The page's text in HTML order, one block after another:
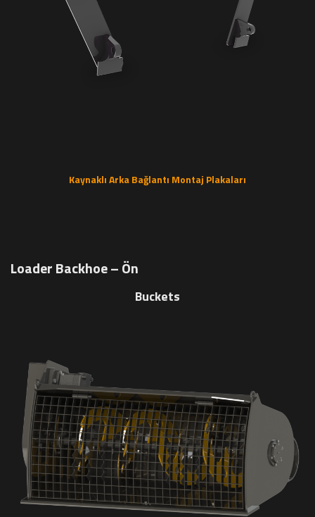
Kaynaklı Arka Bağlantı Montaj Plakaları
Loader Backhoe – Ön
Buckets